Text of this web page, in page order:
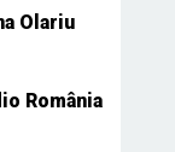
Olariu
România